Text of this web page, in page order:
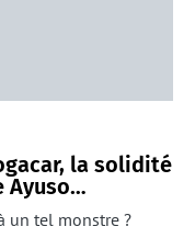
la solidité
Ayuso…
un tel monstre ?